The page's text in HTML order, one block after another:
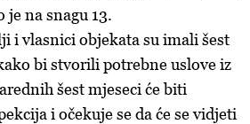
na snagu 13.
i vlasnici objekata su imali šest
bi stvorili potrebne uslove iz
šest mjeseci će biti
i očekuje se da će se vidjeti